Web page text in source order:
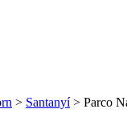
> Santanyí> Parco